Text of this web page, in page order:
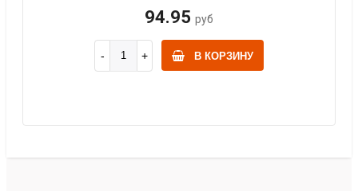
94.95 руб
В КОРЗИНУ